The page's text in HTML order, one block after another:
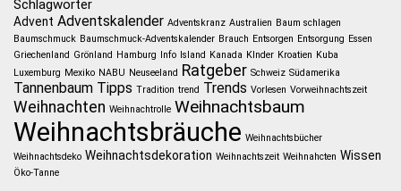
Schlagwörter
Advent Adventskalender Adventskranz Australien Baum schlagen
Baumschmuck Baumschmuck-Adventskalender Brauch Entsorgen Entsorgung Essen
Griechenland Grönland Hamburg Info Island Kanada KInder Kroatien Kuba
Luxemburg Mexiko NABU Neuseeland Ratgeber Schweiz Südamerika
Tannenbaum Tipps Tradition trend Trends Vorlesen Vorweihnachtszeit
Weihnachten Weihnachtrolle Weihnachtsbaum
Weihnachtsbräuche Weihnachtsbücher
Weihnachtsdeko Weihnachtsdekoration Weihnachtszeit Weihnahcten Wissen
Öko-Tanne